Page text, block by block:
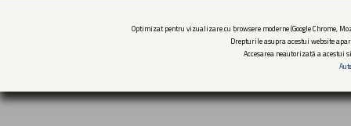
Optimizat pentru vizualizare cu browsere moderne (Google Chrome,
Drepturile asupra acestui website
Accesarea neautorizată a acestui